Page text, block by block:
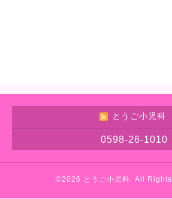
とうご小児科
0598-26-1010
©2026 とうご小児科 . All